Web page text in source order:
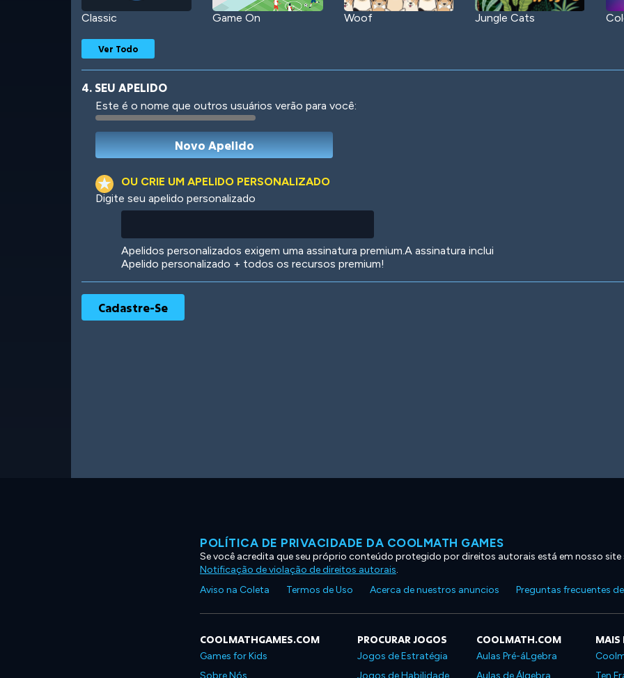
Classic Game On Woof Jungle Cats
Robotic International
Ver Todo
4. SEU APELIDO
Este é o nome que outros usuários verão para você:
OU CRIE UM APELIDO PERSONALIZADO
Digite seu apelido personalizado
Apelidos personalizados exigem uma assinatura premium.A assinatura inclui
Apelido personalizado + todos os recursos premium!
POLÍTICA DE PRIVACIDADE DA COOLMATH GAMES
Se você acredita que seu próprio conteúdo protegido por direitos autorais está em nosso site
Notificação de violação de direitos autorais.
Aviso na Coleta
Termos de Uso Acerca de nuestros anuncios Preguntas frecuentes
COOLMATHGAMES.COM
Games for Kids
Sobre Nós
PROCURAR JOGOS
Jogos de Estratégia
Jogos de Habilidade
COOLMATH.COM
Aulas Pré-áLgebra
Aulas de Álgebra
MAIS
Ten